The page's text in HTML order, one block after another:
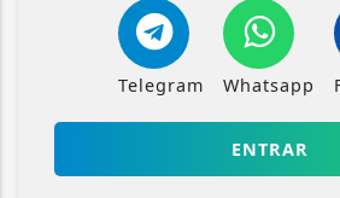
Telegram Whatsapp
ENTRAR